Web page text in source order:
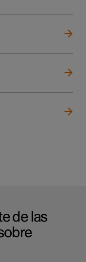
de las